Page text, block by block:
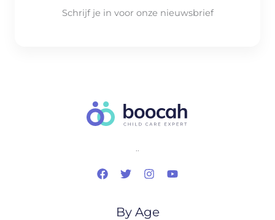
Schrijf je in voor onze nieuwsbrief
..
By Age